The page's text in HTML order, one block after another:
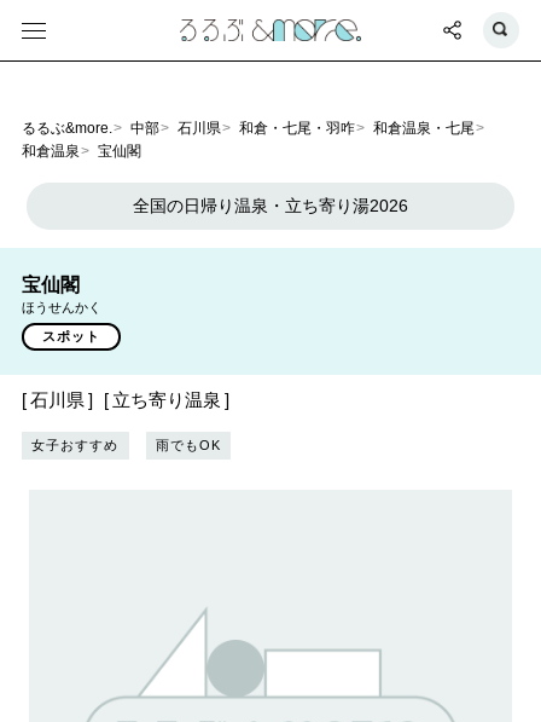
るるぶ&more. 中部 石川県 和倉・七尾・羽咋
和倉温泉・七尾
和倉温泉
宝仙閣
全国の日帰り温泉・立ち寄り湯2026
宝仙閣
ほうせんかく
スポット
石川県 立ち寄り温泉
女子おすすめ 雨でもOK